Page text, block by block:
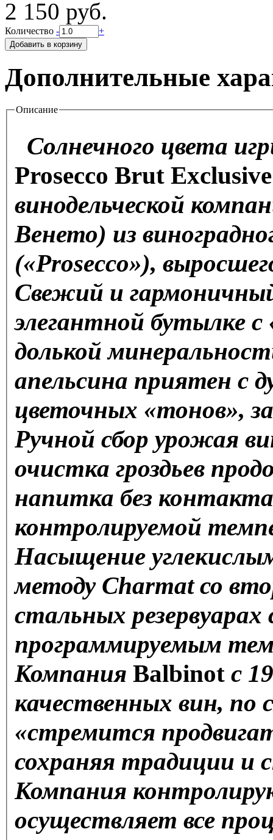
2 150 руб.
Количество - +
Дополнительные
Описание
Солнечного цвета
Prosecco Brut
винодельческой
Венето) из
(«Prosecco»),
Свежий и
элегантной бутылке
долькой
апельсина приятен с
цветочных «тонов»,
Ручной сбор урожая
очистка гроздьев
напитка без
контролируемой
Насыщение
методу Charmat со
стальных
программируемым
Компания Balbinot с
качественных вин, по
«стремится
сохраняя традиции и
Компания
осуществляет все